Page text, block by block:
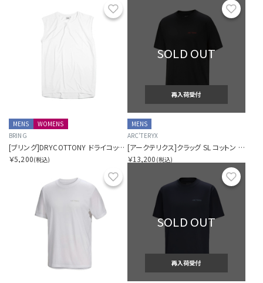
お気に入り
MENS
WOMENS
BRING
[ブリング]DRYCOTTONY ドライコットニー スリーブレスTシャツ
￥5,200(税込)
SOLD OUT
再入荷受付
MENS
ARC'TERYX
[アークテリクス]クラッグ SL コットン ブラード バード ショートスリーブ メンズ
￥13,200 (税込)
お気に入り
SOLD OUT
再入荷受付